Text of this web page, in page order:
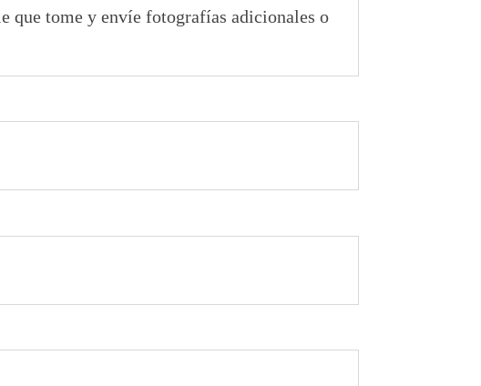
que tome y envíe fotografías adicionales o